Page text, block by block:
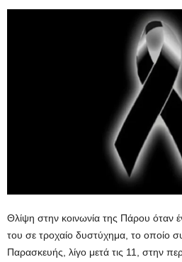
Θλίψη στην κοινωνία της Πάρου όταν
του σε τροχαίο δυστύχημα, το οποίο
Παρασκευής, λίγο μετά τις 11, στην